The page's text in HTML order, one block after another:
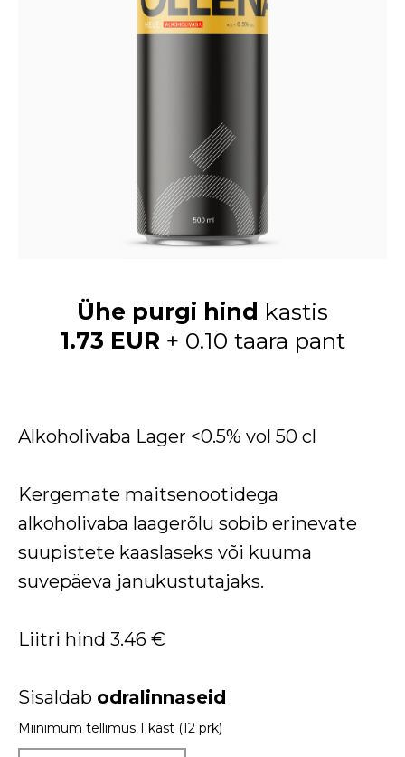
Ühe purgi hind kastis
1.73 EUR + 0.10 taara pant
Alkoholivaba Lager <0.5% vol 50 cl
Kergemate maitsenootidega
alkoholivaba laagerõlu sobib erinevate
suupistete kaaslaseks või kuuma
suvepäeva janukustutajaks.
Liitri hind 3.46 €
Sisaldab odralinnaseid
Miinimum tellimus 1 kast (12 prk)